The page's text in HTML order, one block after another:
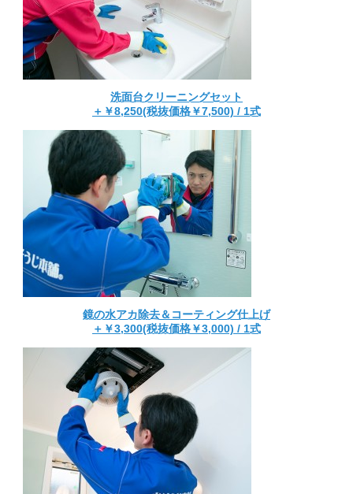
洗面台クリーニングセット
＋￥8,250(税抜価格￥7,500) / 1式
鏡の水アカ除去＆コーティング仕上げ
＋￥3,300(税抜価格￥3,000) / 1式